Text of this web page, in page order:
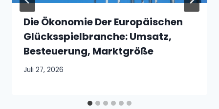
Die Ökonomie Der Europäischen
Glücksspielbranche: Umsatz,
Besteuerung, Marktgröße
Juli 27, 2026